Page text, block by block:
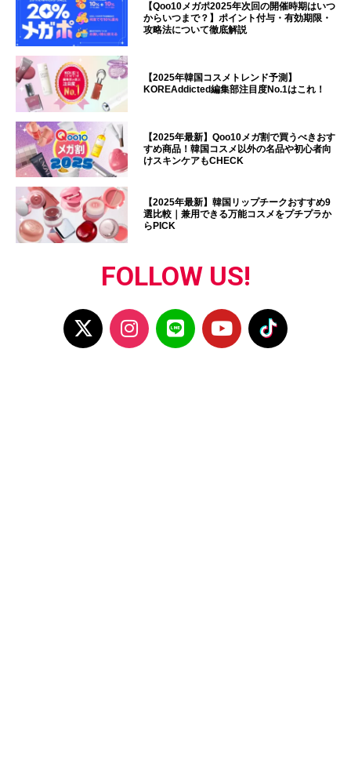
【Qoo10メガポ2025年次回の開催時期はいつ
からいつまで？】ポイント付与・有効期限・
攻略法について徹底解説
【2025年韓国コスメトレンド予測】
KOREAddicted編集部注目度No.1はこれ！
【2025年最新】Qoo10メガ割で買うべきおす
すめ商品！韓国コスメ以外の名品や初心者向
けスキンケアもCHECK
【2025年最新】韓国リップチークおすすめ9
選比較｜兼用できる万能コスメをプチプラか
らPICK
FOLLOW US!